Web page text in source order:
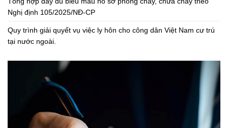
Nghị định 105/2025/NĐ-CP
Quy trình giải quyết vụ việc ly hôn cho công dân Việt Nam cư trú
tại nước ngoài.